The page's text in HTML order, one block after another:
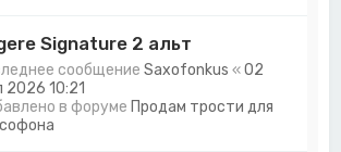
Signature 2 альт
сообщениеSaxofonkus «02
2026 10:21
в форуме Продам трости для